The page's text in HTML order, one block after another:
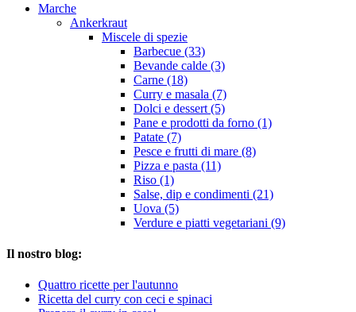
Marche
Ankerkraut
Miscele di spezie
Barbecue (33)
Bevande calde (3)
Carne (18)
Curry e masala (7)
Dolci e dessert (5)
Pane e prodotti da forno (1)
Patate (7)
Pesce e frutti di mare (8)
Pizza e pasta (11)
Riso (1)
Salse, dip e condimenti (21)
Uova (5)
Verdure e piatti vegetariani (9)
Il nostro blog:
Quattro ricette per l'autunno
Ricetta del curry con ceci e spinaci